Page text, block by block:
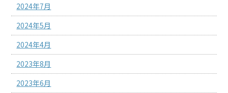
2024年7月
2024年5月
2024年4月
2023年8月
2023年6月